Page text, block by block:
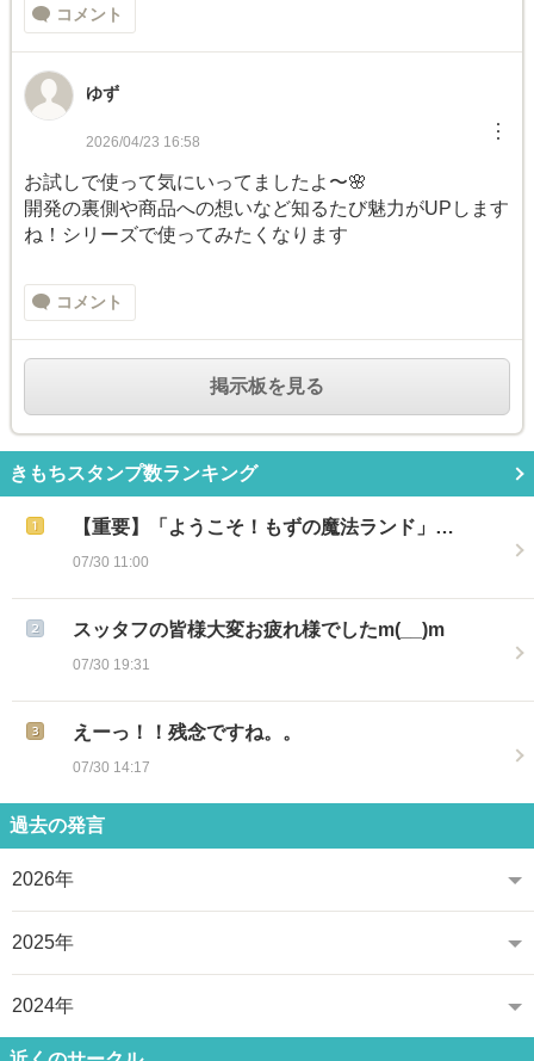
コメント
ゆず
2026/04/23 16:58 ︙
お試しで使って気にいってましたよ〜🌸
開発の裏側や商品への想いなど知るたび魅力がUPします
ね！シリーズで使ってみたくなります
コメント
掲示板を見る
きもちスタンプ数ランキング
【重要】「ようこそ！もずの魔法ランド」…
07/30 11:00
スッタフの皆様大変お疲れ様でしたm(__)m
07/30 19:31
えーっ！！残念ですね。。
07/30 14:17
過去の発言
2026年
2025年
2024年